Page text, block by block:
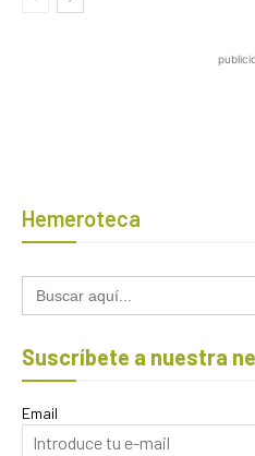
Hemeroteca
Buscar:
Suscríbete a nuestra
Email